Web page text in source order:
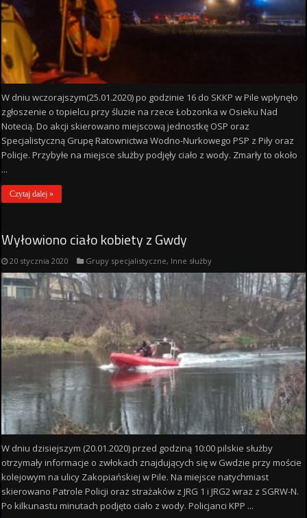
W dniu wczorajszym(25.01.2020) po godzinie 16 do SKKP w Pile wpłynęło
zgłoszenie o topielcu przy śluzie na rzece Łobzonka w Osieku Nad
Notecią. Do akcji skierowano miejscową jednostkę OSP oraz
Specjalistyczną Grupę Ratownictwa Wodno-Nurkowego PSP z Piły oraz
Policje. Przybyłe na miejsce służby podjęły ciało z wody. Zmarły to około
...
Czytaj dalej »
Wyłowiono ciało kobiety z Gwdy
20 stycznia 2020 Grupy specjalistyczne, Inne służby
W dniu dzisiejszym (20.01.2020) przed godziną 10:00 pilskie służby
otrzymały informacje o zwłokach znajdujących się w Gwdzie przy moście
kolejowym na ulicy Zakopiańskiej w Pile. Na miejsce natychmiast
skierowano Patrole Policji oraz strażaków z JRG 1 i JRG2 wraz z SGRW-N.
Po kilkunastu minutach podjęto ciało z wody. Policjanci KPP ...